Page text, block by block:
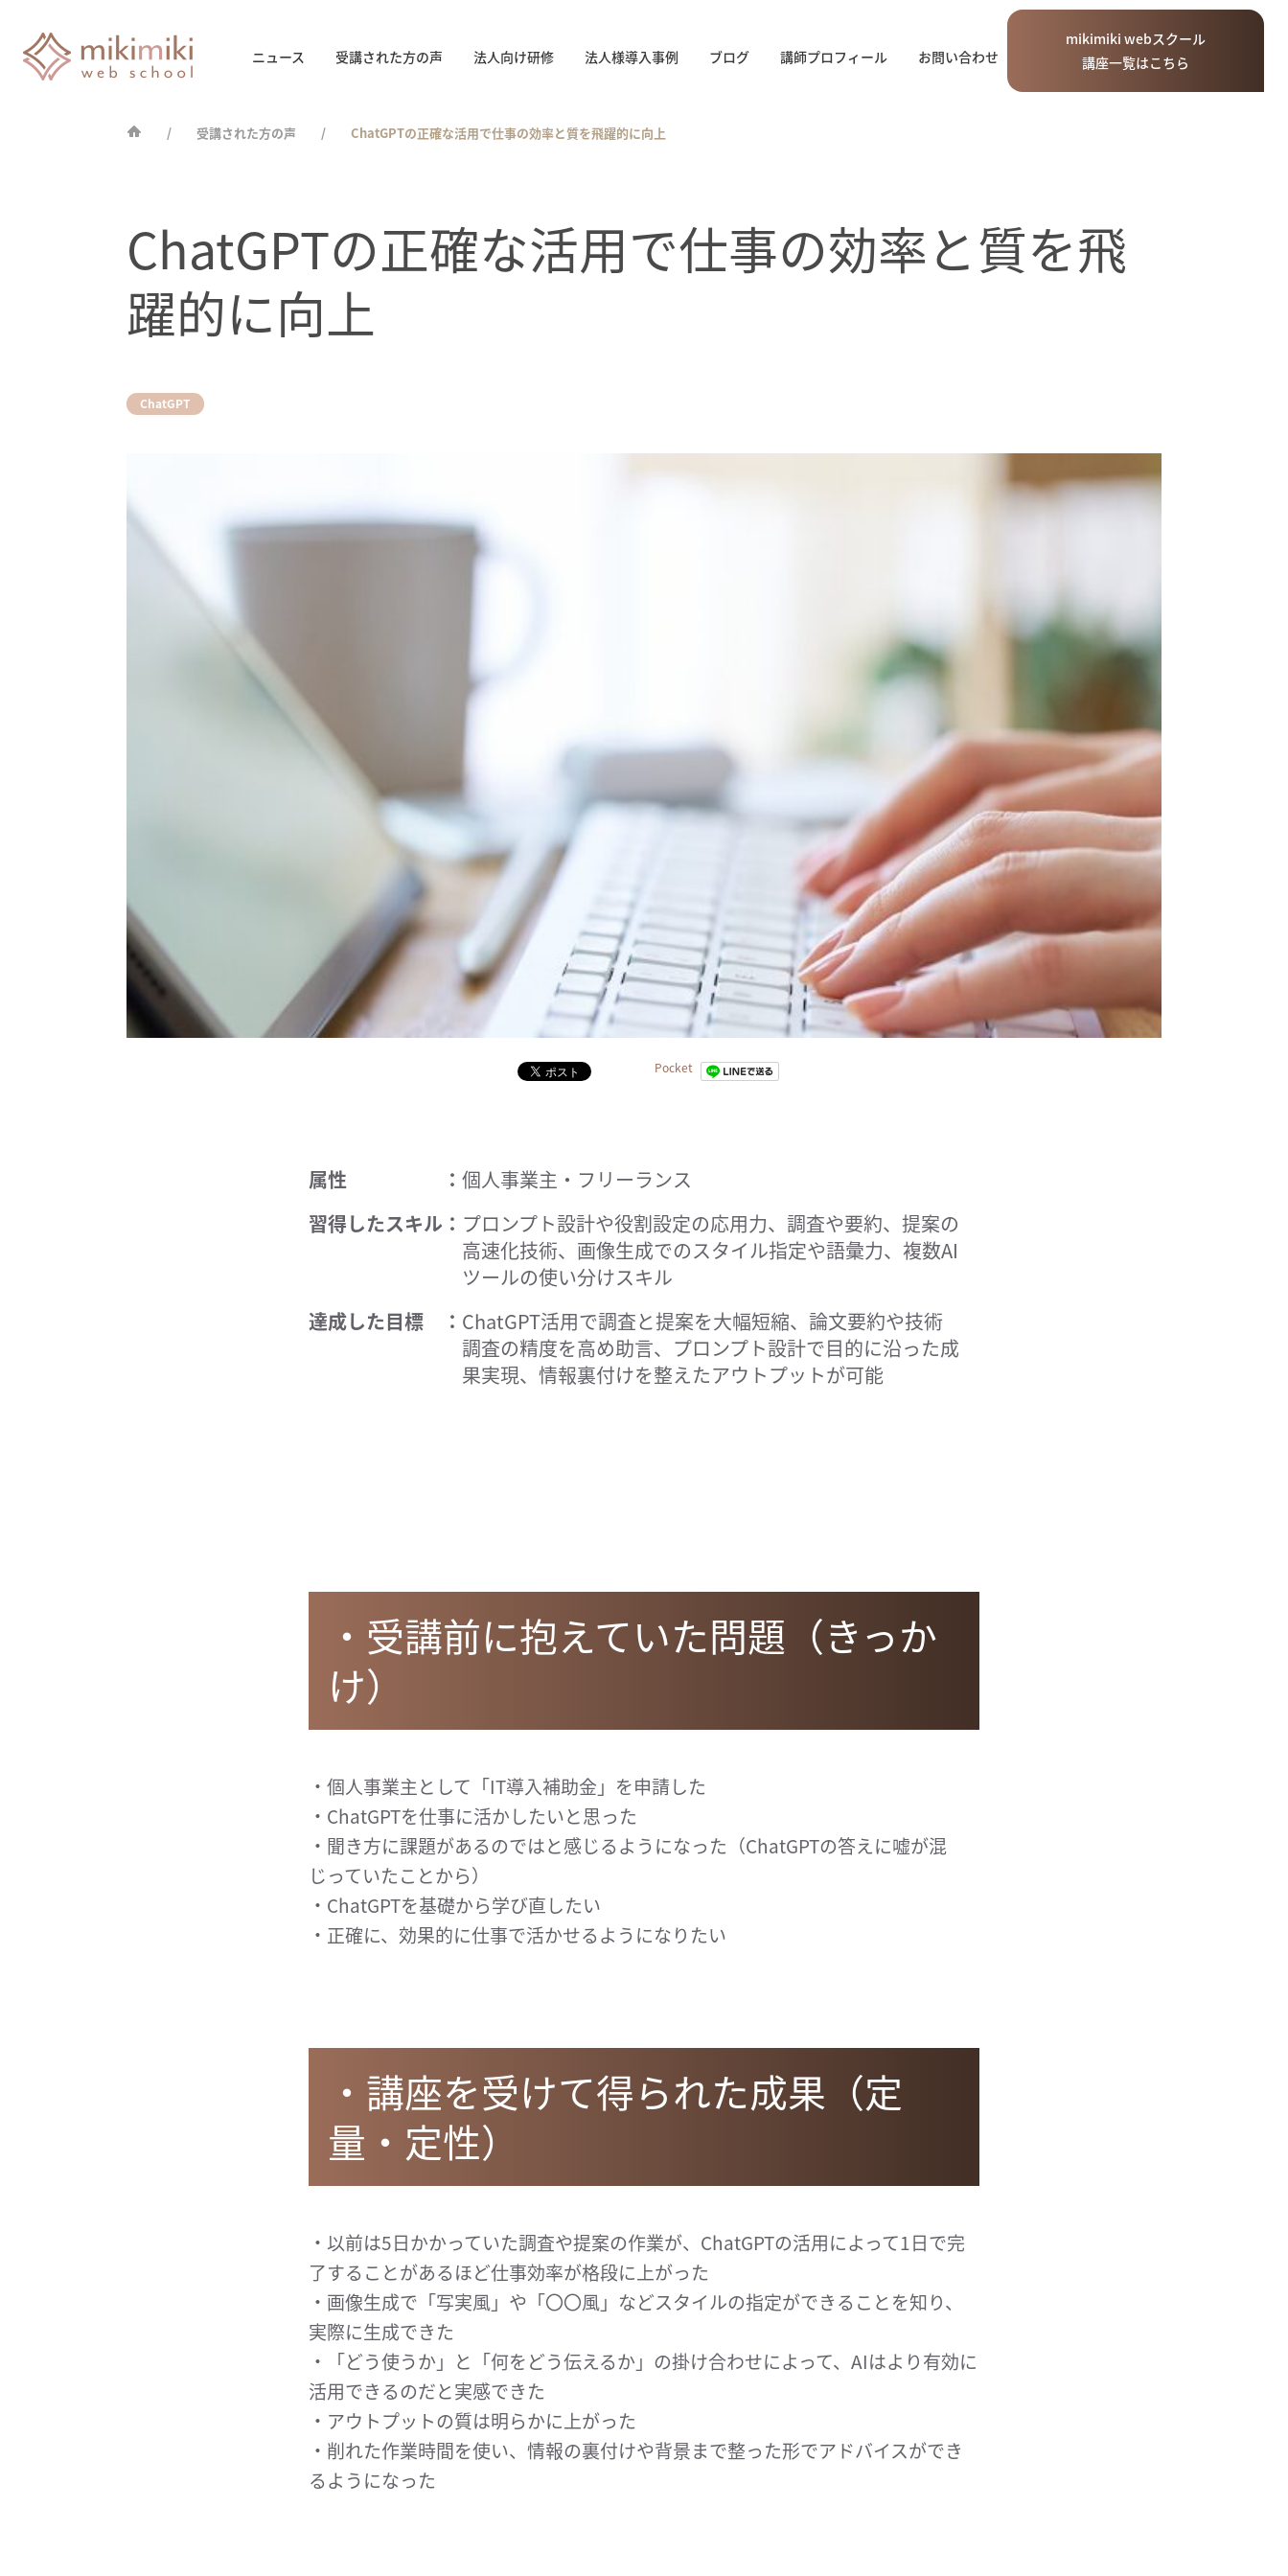
ニュース 受講された方の声 法人向け研修 法人様導入事例 ブログ 講師プロフィール お問い合わせ
mikimiki webスクール
講座一覧はこちら
受講された方の声 ChatGPTの正確な活用で仕事の効率と質を飛躍的に向上
ChatGPT
ChatGPTの正確な活用で仕事の効率と質を飛
躍的に向上
Pocket
属性
個人事業主・フリーランス
習得したスキル
プロンプト設計や役割設定の応用力、調査や要約、提案の
高速化技術、画像生成でのスタイル指定や語彙力、複数AI
ツールの使い分けスキル
達成した目標
ChatGPT活用で調査と提案を大幅短縮、論文要約や技術
調査の精度を高め助言、プロンプト設計で目的に沿った成
果実現、情報裏付けを整えたアウトプットが可能
・受講前に抱えていた問題（きっか
け）
・個人事業主として「IT導入補助金」を申請した
・ChatGPTを仕事に活かしたいと思った
・聞き方に課題があるのではと感じるようになった（ChatGPTの答えに嘘が混
じっていたことから）
・ChatGPTを基礎から学び直したい
・正確に、効果的に仕事で活かせるようになりたい
・講座を受けて得られた成果（定
量・定性）
・以前は5日かかっていた調査や提案の作業が、ChatGPTの活用によって1日で完
了することがあるほど仕事効率が格段に上がった
・画像生成で「写実風」や「〇〇風」などスタイルの指定ができることを知り、
実際に生成できた
・「どう使うか」と「何をどう伝えるか」の掛け合わせによって、AIはより有効に
活用できるのだと実感できた
・アウトプットの質は明らかに上がった
・削れた作業時間を使い、情報の裏付けや背景まで整った形でアドバイスができ
るようになった